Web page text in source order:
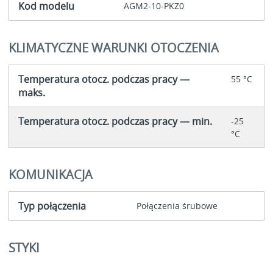
Kod modelu AGM2-10-PKZ0
KLIMATYCZNE WARUNKI OTOCZENIA
Temperatura otocz. podczas pracy —
maks.
55 °C
Temperatura otocz. podczas pracy — min.
-25
°C
KOMUNIKACJA
Typ połączenia Połączenia śrubowe
STYKI